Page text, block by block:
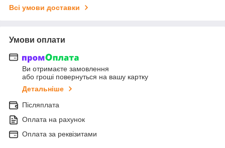
Всі умови доставки
Умови оплати
Ви отримаєте замовлення
або гроші повернуться на вашу картку
Детальніше
Післяплата
Оплата на рахунок
Оплата за реквізитами